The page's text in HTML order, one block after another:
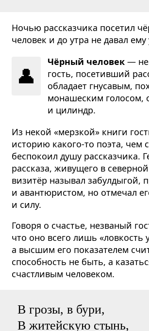
Ночью рассказчика посетил
человек и до утра не давал ему
👤
Чёрный человек —
гость, посе­тив­ший
обла­дает гну­са­вым,
мона­ше­ским голо­сом,
и цилиндр.
Из некой «мерзкой» книги
историю какого-то поэта, чем
беспокоил душу рассказчика.
рассказа, живущего в
визитёр называл забулдыгой,
и авантюристом, но отмечал
и силу.
Говоря о счастье, незваный
что оно всего лишь «ловкость
а высшим его показателем
способность не быть, а
счастливым человеком.
В грозы, в бури,
В житейскую стынь,